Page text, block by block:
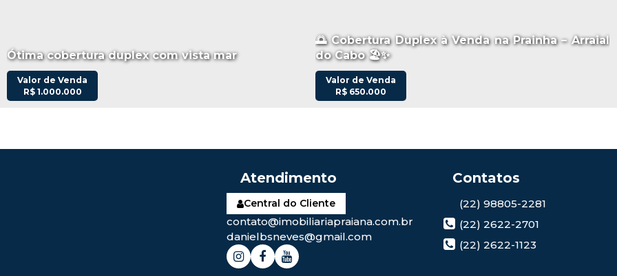
Ótima cobertura duplex com vista mar
R$1.000.000
Valor de Venda
🌅 Cobertura Duplex à Venda na Prainha – Arraial
do Cabo 🏖️✨
R$650.000
Valor de Venda
Central do Cliente
contato@imobiliariapraiana.com.br
danielbsneves@gmail.com
(22) 98805-2281
(22) 2622-2701
(22) 2622-1123